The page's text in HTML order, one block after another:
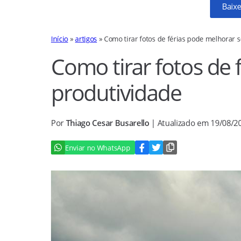
Início »artigos » Como tirar fotos de férias pode melhorar
Como tirar fotos de
produtividade
PorThiago Cesar Busarello | Atualizado em 19/08/
Enviar no WhatsApp